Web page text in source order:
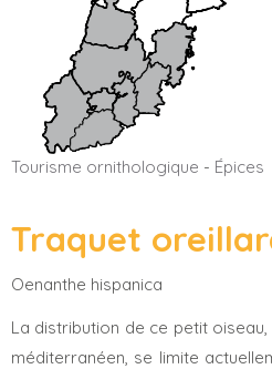
Tourisme ornithologique - Épices
Traquet
Oenanthe hispanica
La distribution de ce petit
méditerranéen, se limite